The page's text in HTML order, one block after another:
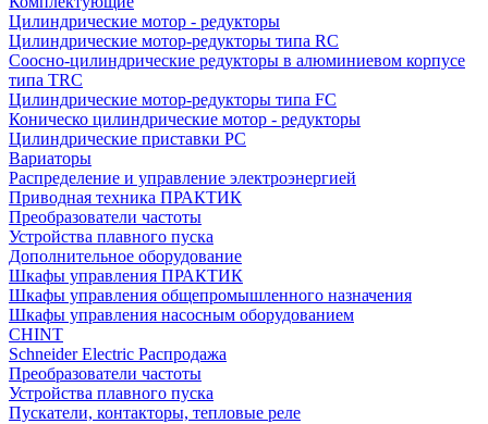
Цилиндрические мотор - редукторы
Цилиндрические мотор-редукторы типа RC
Соосно-цилиндрические редукторы в алюминиевом корпусе
типа TRC
Цилиндрические мотор-редукторы типа FC
Коническо цилиндрические мотор - редукторы
Цилиндрические приставки PC
Вариаторы
Распределение и управление электроэнергией
Приводная техника ПРАКТИК
Преобразователи частоты
Устройства плавного пуска
Дополнительное оборудование
Шкафы управления ПРАКТИК
Шкафы управления общепромышленного назначения
Шкафы управления насосным оборудованием
CHINT
Schneider Electric Распродажа
Преобразователи частоты
Устройства плавного пуска
Пускатели, контакторы, тепловые реле